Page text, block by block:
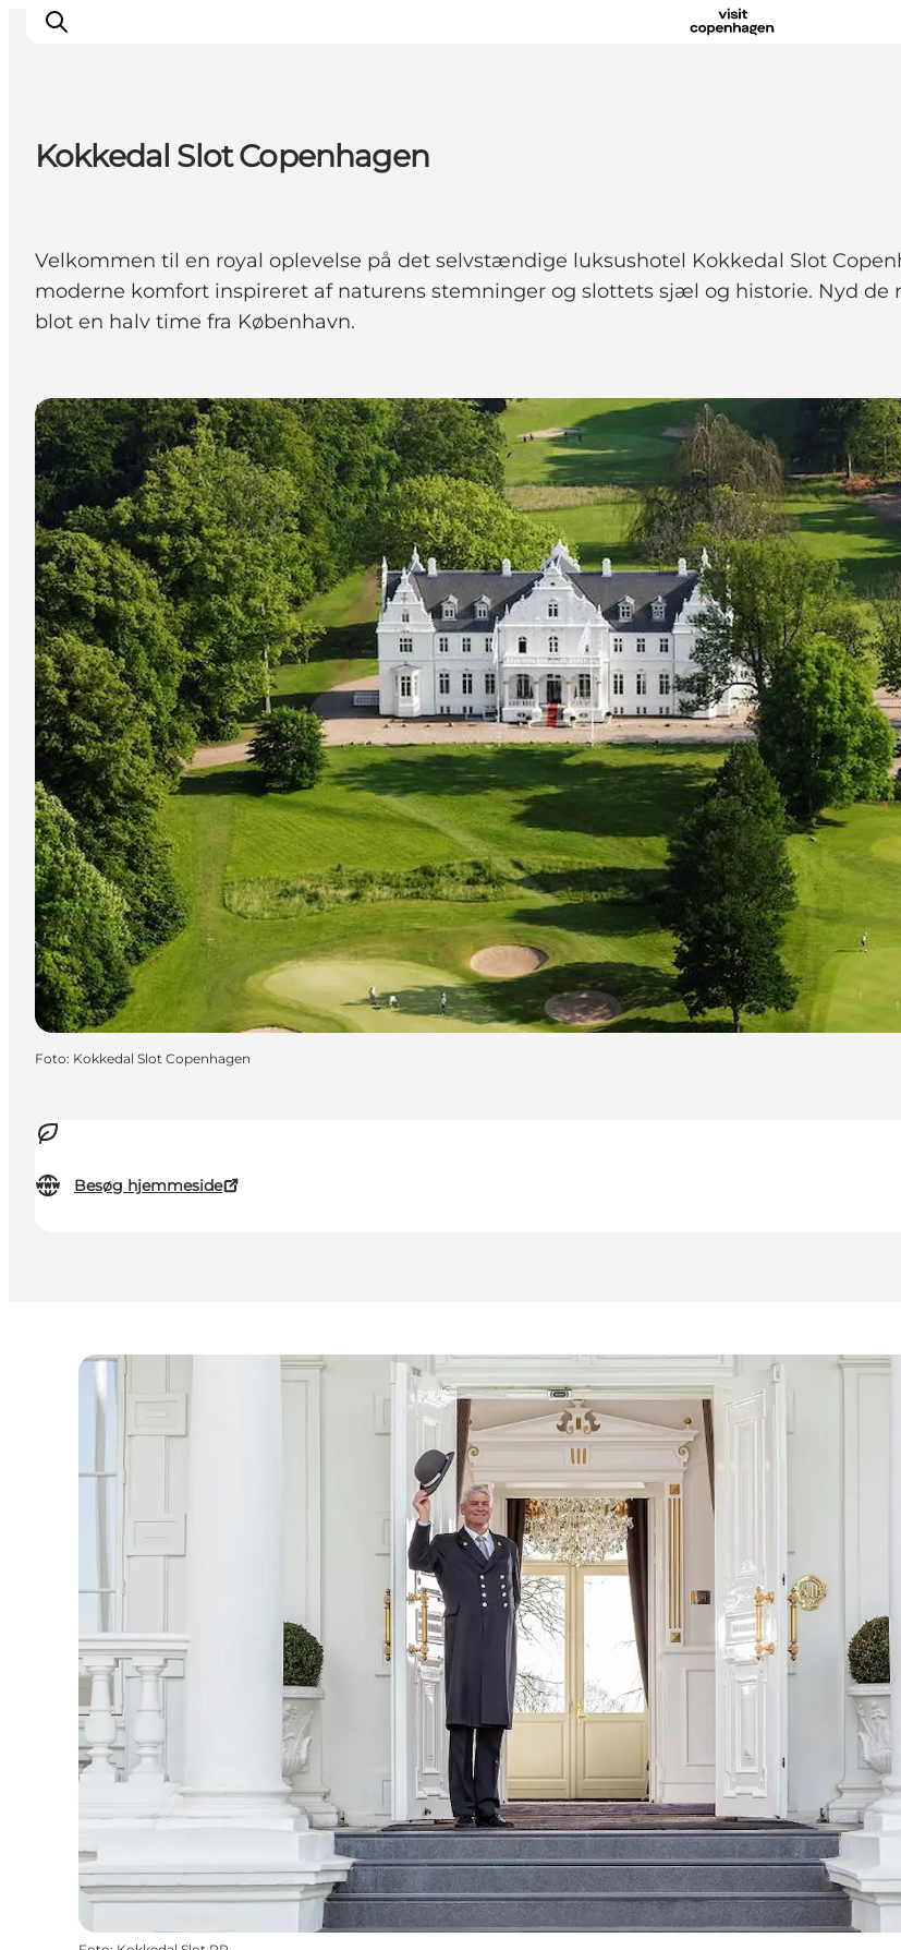
Spis & drik
Områder
Planlæg din tur
Kokkedal Slot Copenhagen
Velkommen til en royal oplevelse på det selvstændige luksushotel Kokkedal Slot
moderne komfort inspireret af naturens stemninger og slottets sjæl og historie. Nyd de
blot en halv time fra København.
Besøg hjemmeside
Hoteller
Foto: Kokkedal Slot Copenhagen